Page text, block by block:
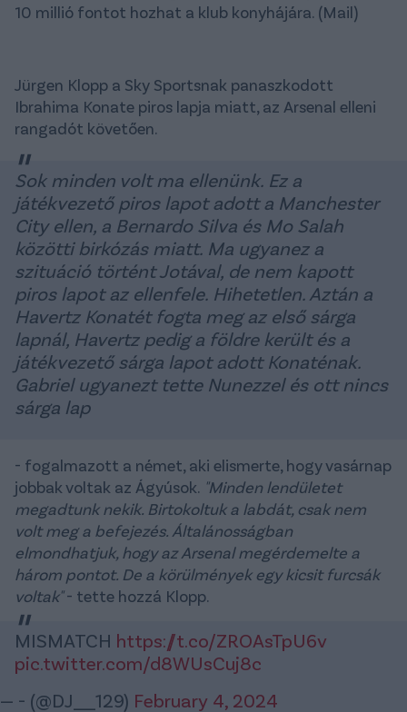
10 millió fontot hozhat a klub konyhájára. (Mail)
Jürgen Klopp a Sky Sportsnak panaszkodott
Ibrahima Konate piros lapja miatt, az Arsenal elleni
rangadót követően.
Sok minden volt ma ellenünk. Ez a
játékvezető piros lapot adott a Manchester
City ellen, a Bernardo Silva és Mo Salah
közötti birkózás miatt. Ma ugyanez a
szituáció történt Jotával, de nem kapott
piros lapot az ellenfele. Hihetetlen. Aztán a
Havertz Konatét fogta meg az első sárga
lapnál, Havertz pedig a földre került és a
játékvezető sárga lapot adott Konaténak.
Gabriel ugyanezt tette Nunezzel és ott nincs
sárga lap
- fogalmazott a német, aki elismerte, hogy vasárnap
jobbak voltak az Ágyúsok. "Minden lendületet
megadtunk nekik. Birtokoltuk a labdát, csak nem
volt meg a befejezés. Általánosságban
elmondhatjuk, hogy az Arsenal megérdemelte a
három pontot. De a körülmények egy kicsit furcsák
voltak"- tette hozzá Klopp.
MISMATCH https://t.co/ZROAsTpU6v
pic.twitter.com/d8WUsCuj8c
— - (@DJ___129) February 4, 2024